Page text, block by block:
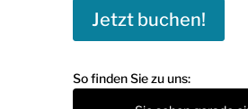
Jetzt buchen!
So finden Sie zu uns: